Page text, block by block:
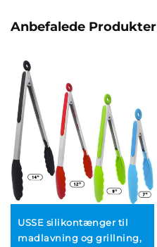
Anbefalede Produkter
USSE silikontænger til
madlavning og grillning,